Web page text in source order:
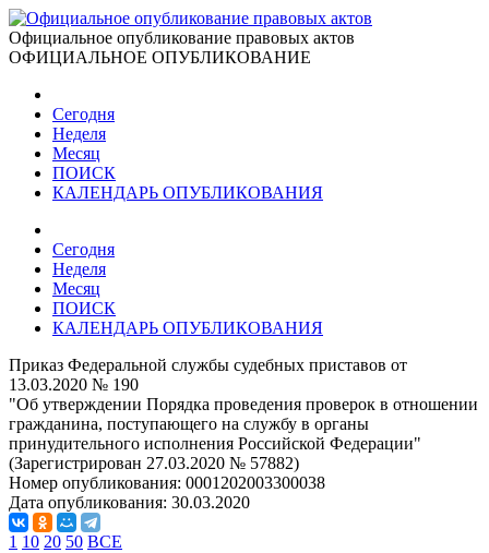
Официальное опубликование правовых актов
ОФИЦИАЛЬНОЕ ОПУБЛИКОВАНИЕ
Сегодня
Неделя
Месяц
ПОИСК
КАЛЕНДАРЬ ОПУБЛИКОВАНИЯ
Сегодня
Неделя
Месяц
ПОИСК
КАЛЕНДАРЬ ОПУБЛИКОВАНИЯ
Приказ Федеральной службы судебных приставов от
13.03.2020 № 190
"Об утверждении Порядка проведения проверок в отношении
гражданина, поступающего на службу в органы
принудительного исполнения Российской Федерации"
(Зарегистрирован 27.03.2020 № 57882)
Номер опубликования: 0001202003300038
Дата опубликования: 30.03.2020
1 10 20 50 ВСЕ